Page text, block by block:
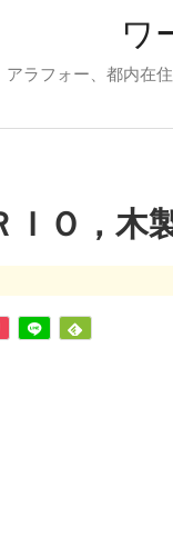
ワ
アラフォー、都内在
ＩＯ，木